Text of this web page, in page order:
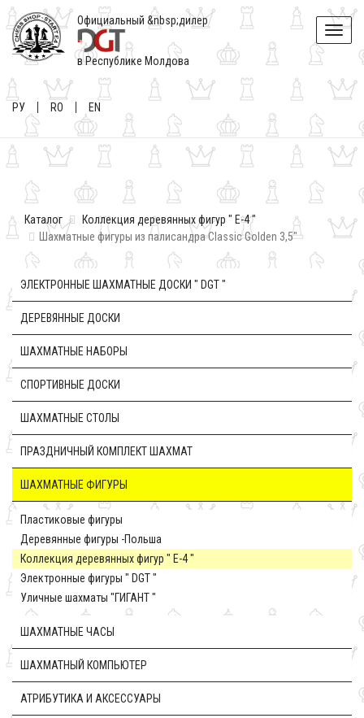
Toggle
Официальный &nbsp;дилер
в Республике Молдова
РУ RO EN
Каталог
Коллекция деревянных фигур " E-4 "
Шахматные фигуры из палисандра Classic Golden 3,5"
ЭЛЕКТРОННЫЕ ШАХМАТНЫЕ ДОСКИ " DGT "
ДЕРЕВЯННЫЕ ДОСКИ
ШАХМАТНЫЕ НАБОРЫ
CПОРТИВНЫЕ ДОСКИ
ШАХМАТНЫЕ СТОЛЫ
ПРАЗДНИЧНЫЙ КОМПЛЕКТ ШАХМАТ
ШАХМАТНЫЕ ФИГУРЫ
Пластиковые фигуры
Деревянные фигуры -Польша
Коллекция деревянных фигур " E-4 "
Электронные фигуры " DGT "
Уличные шахматы "ГИГАНТ "
ШАХМАТНЫЕ ЧАСЫ
ШАХМАТНЫЙ КОМПЬЮТЕР
АТРИБУТИКА И АКСЕССУАРЫ